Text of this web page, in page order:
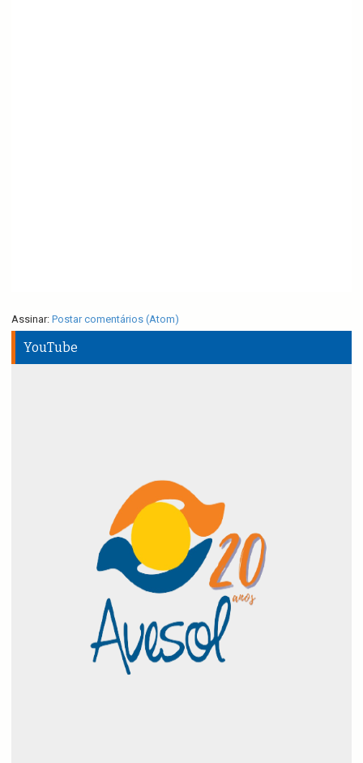
Assinar: Postar comentários (Atom)
YouTube